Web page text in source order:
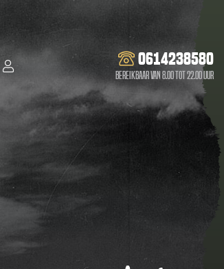
0614238580
Bereikbaar van 8.00 tot 22.00 uur